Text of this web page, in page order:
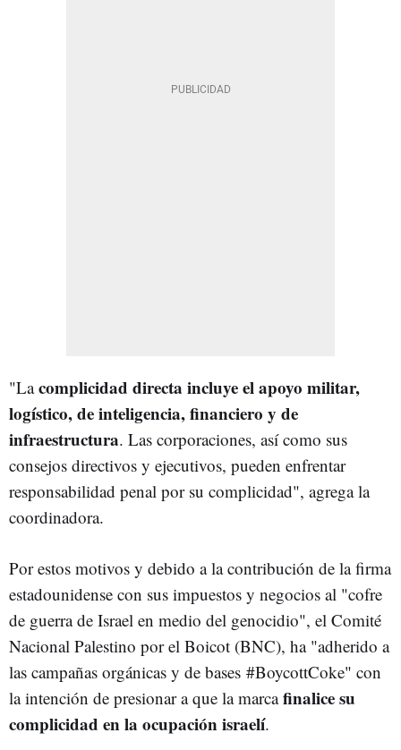
"Lacomplicidad directa incluye el apoyo militar,
logístico, de inteligencia, financiero y de
infraestructura. Las corporaciones, así como sus
consejos directivos y ejecutivos, pueden enfrentar
responsabilidad penal por su complicidad", agrega la
coordinadora.
Por estos motivos y debido a la contribución de la firma
estadounidense con sus impuestos y negocios al "cofre
de guerra de Israel en medio del genocidio", el Comité
Nacional Palestino por el Boicot (BNC), ha "adherido a
las campañas orgánicas y de bases #BoycottCoke" con
la intención de presionar a que la marcafinalice su
complicidad en la ocupación israelí.